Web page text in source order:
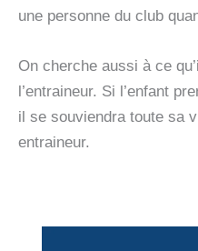
une personne du club
On cherche aussi à ce
l’entraineur. Si l’enfant
il se souviendra toute sa
entraineur.